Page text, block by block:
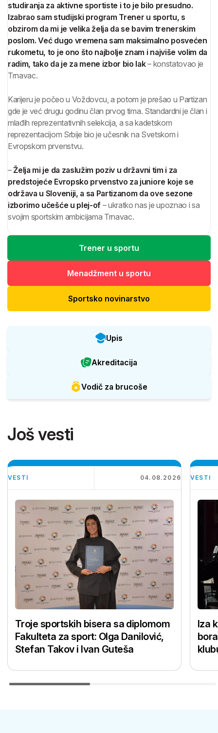
studiranja za aktivne sportiste i to je bilo presudno.
Izabrao sam studijski program Trener u sportu, s
obzirom da mi je velika želja da se bavim trenerskim
poslom. Već dugo vremena sam maksimalno posvećen
rukometu, to je ono što najbolje znam i najviše volim da
radim, tako da je za mene izbor bio lak– konstatovao je
Trnavac.
Karijeru je počeo u Voždovcu, a potom je prešao u Partizan
gde je već drugu godinu član prvog tima. Standardni je član i
mlađih reprezentativnih selekcija, a sa kadetskom
reprezentacijom Srbije bio je učesnik na Svetskom i
Evropskom prvenstvu.
–Želja mi je da zaslužim poziv u državni tim i za
predstojeće Evropsko prvenstvo za juniore koje se
održava u Sloveniji, a sa Partizanom da ove sezone
izborimo učešće u plej-of – ukratko nas je upoznao i sa
svojim sportskim ambicijama Trnavac.
Trener u sportu
Menadžment u sportu
Sportsko novinarstvo
Upis
Akreditacija
Vodič za brucoše
Još vesti
VESTI 04.08.2026
Troje sportskih bisera sa diplomom
Fakulteta za sport: Olga Danilović,
Stefan Takov i Ivan Guteša
VESTI
Iza